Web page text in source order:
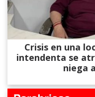
Crisis en una
intendenta se
niega